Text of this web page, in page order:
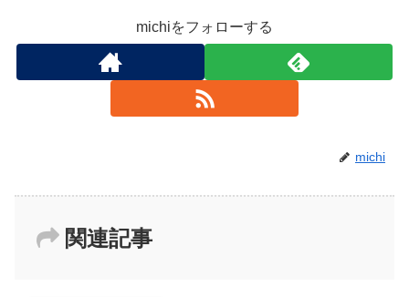
michiをフォローする
michi
関連記事